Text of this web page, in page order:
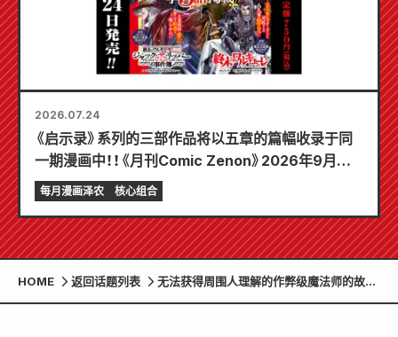
2026.07.24
《启示录》系列的三部作品将以五章的篇幅收录于同
一期漫画中！！《月刊Comic Zenon》2026年9月刊
将于7月24日发售！！
每月漫画泽农 核心组合
HOME 返回话题列表
无法获得周围人理解的作弊级魔法师的故事
《没有常识的最强魔法师》第一卷将于3月7